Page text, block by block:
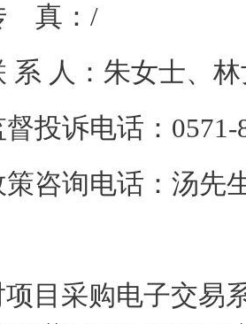
真：/
系 人：朱女士、
督投诉电话：0571-
咨询电话： 汤先
目采购电子交易